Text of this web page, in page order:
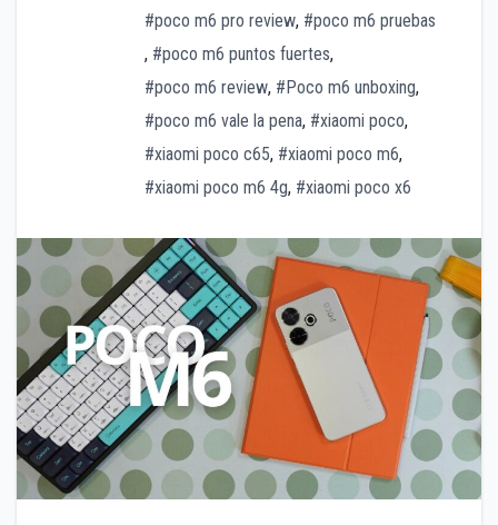
#poco m6 pro review, #poco m6 pruebas
, #poco m6 puntos fuertes,
#poco m6 review, #Poco m6 unboxing,
#poco m6 vale la pena, #xiaomi poco,
#xiaomi poco c65, #xiaomi poco m6,
#xiaomi poco m6 4g, #xiaomi poco x6